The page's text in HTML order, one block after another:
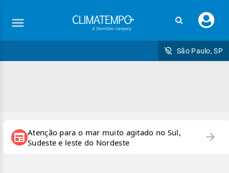
seu
São Paulo, SP
newspaper Atenção para o mar muito agitado no Sul,
Sudeste e leste do Nordeste
arrow_forward